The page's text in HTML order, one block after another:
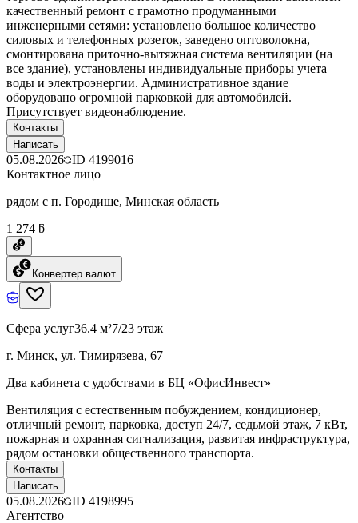
качественный ремонт с грамотно продуманными
инженерными сетями: установлено большое количество
силовых и телефонных розеток, заведено оптоволокна,
смонтирована приточно-вытяжная система вентиляции (на
все здание), установлены индивидуальные приборы учета
воды и электроэнергии. Административное здание
оборудовано огромной парковкой для автомобилей.
Присутствует видеонаблюдение.
Контакты
Написать
05.08.2026 ID 4199016
Контактное лицо
рядом с п. Городище, Минская область
1 274 ƃ
Конвертер валют
Сфера услуг36.4 м²7/23 этаж
г. Минск, ул. Тимирязева, 67
Два кабинета с удобствами в БЦ «ОфисИнвест»
Вентиляция с естественным побуждением, кондиционер,
отличный ремонт, парковка, доступ 24/7, седьмой этаж, 7 кВт,
пожарная и охранная сигнализация, развитая инфраструктура,
рядом остановки общественного транспорта.
Контакты
Написать
05.08.2026 ID 4198995
Агентство